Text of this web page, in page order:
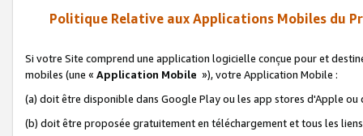
Politique Relative aux Applications Mobiles du
Si votre Site comprend une application logicielle conçue pour et
mobiles (une « Application Mobile »), votre Application Mobile :
(a) doit être disponible dans Google Play ou les app stores d'Apple ou
(b) doit être proposée gratuitement en téléchargement et tous les